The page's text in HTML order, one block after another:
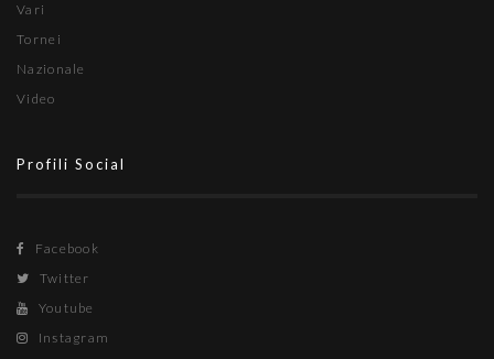
Vari
Tornei
Nazionale
Video
Profili Social
Facebook
Twitter
Youtube
Instagram